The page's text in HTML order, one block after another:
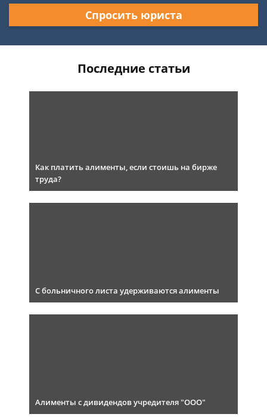
Спросить юриста
Последние статьи
Как платить алименты, если стоишь на бирже
труда?
С больничного листа удерживаются алименты
Алименты с дивидендов учредителя "ООО"